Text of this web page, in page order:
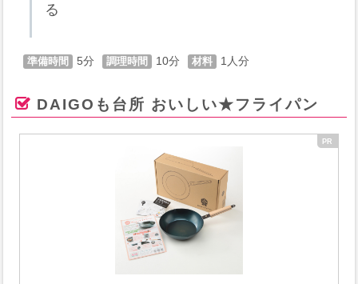
る
5 10 1
DAIGOも台所 おいしい★フライパン